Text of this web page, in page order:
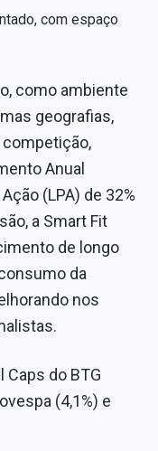
com espaço
como ambiente
geografias,
Anual
(LPA) de 32%
a Smart Fit
de longo
da
nos
Caps do BTG
(4,1%) e